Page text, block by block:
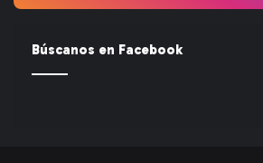
Búscanos en Facebook